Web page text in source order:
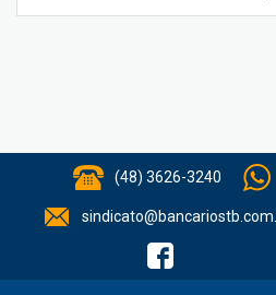
(48) 3626-3240